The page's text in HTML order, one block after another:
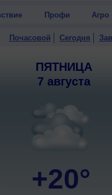
Профи Агро
Почасовой Сегодня
ПЯТНИЦА
7 августа
+20°